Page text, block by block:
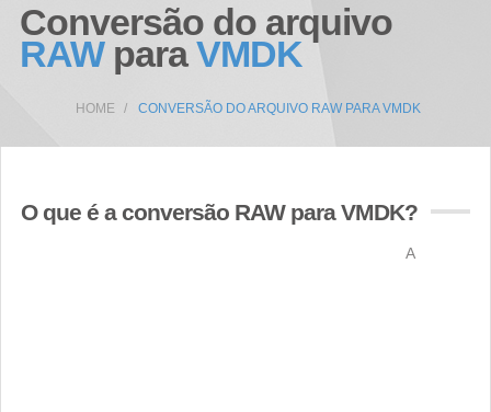
Conversão do arquivo
RAWparaVMDK
HOME CONVERSÃO DO ARQUIVO RAW PARA VMDK
O que é a conversão RAW para VMDK?
A